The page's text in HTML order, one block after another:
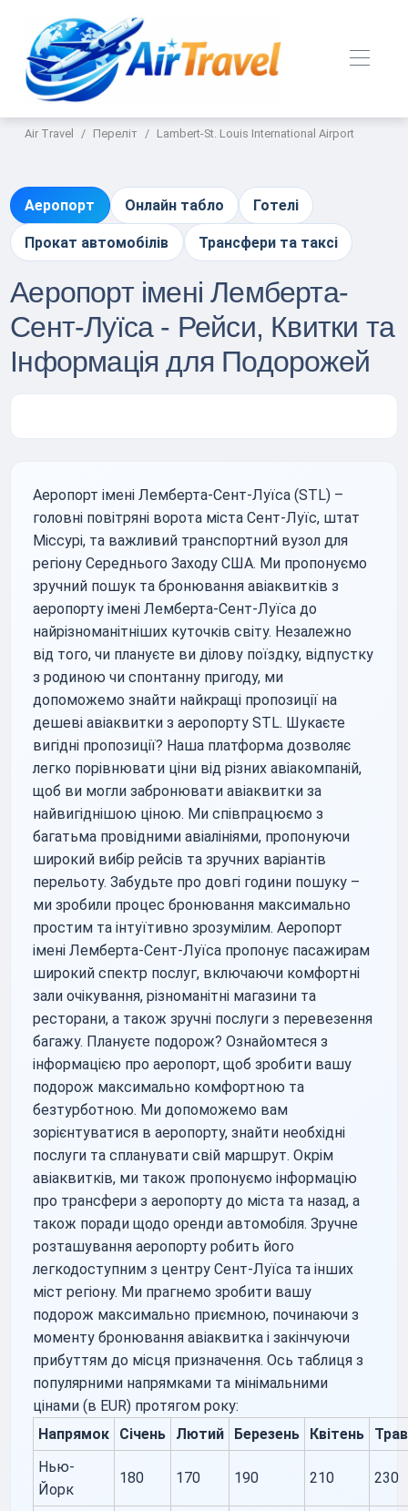
Air Travel Переліт Lambert-St. Louis International Airport
Аеропорт Онлайн табло Готелі
Прокат автомобілів Трансфери та таксі
Аеропорт імені Лемберта-
Сент-Луїса - Рейси, Квитки та
Інформація для Подорожей
Аеропорт імені Лемберта-Сент-Луїса (STL) –
головні повітряні ворота міста Сент-Луїс, штат
Міссурі, та важливий транспортний вузол для
регіону Середнього Заходу США. Ми пропонуємо
зручний пошук та бронювання авіаквитків з
аеропорту імені Лемберта-Сент-Луїса до
найрізноманітніших куточків світу. Незалежно
від того, чи плануєте ви ділову поїздку, відпустку
з родиною чи спонтанну пригоду, ми
допоможемо знайти найкращі пропозиції на
дешеві авіаквитки з аеропорту STL. Шукаєте
вигідні пропозиції? Наша платформа дозволяє
легко порівнювати ціни від різних авіакомпаній,
щоб ви могли забронювати авіаквитки за
найвигіднішою ціною. Ми співпрацюємо з
багатьма провідними авіалініями, пропонуючи
широкий вибір рейсів та зручних варіантів
перельоту. Забудьте про довгі години пошуку –
ми зробили процес бронювання максимально
простим та інтуїтивно зрозумілим. Аеропорт
імені Лемберта-Сент-Луїса пропонує пасажирам
широкий спектр послуг, включаючи комфортні
зали очікування, різноманітні магазини та
ресторани, а також зручні послуги з перевезення
багажу. Плануєте подорож? Ознайомтеся з
інформацією про аеропорт, щоб зробити вашу
подорож максимально комфортною та
безтурботною. Ми допоможемо вам
зорієнтуватися в аеропорту, знайти необхідні
послуги та спланувати свій маршрут. Окрім
авіаквитків, ми також пропонуємо інформацію
про трансфери з аеропорту до міста та назад, а
також поради щодо оренди автомобіля. Зручне
розташування аеропорту робить його
легкодоступним з центру Сент-Луїса та інших
міст регіону. Ми прагнемо зробити вашу
подорож максимально приємною, починаючи з
моменту бронювання авіаквитка і закінчуючи
прибуттям до місця призначення. Ось таблиця з
популярними напрямками та мінімальними
цінами (в EUR) протягом року:
Напрямок
Січень Лютий Березень Квітень
Нью-
Йорк
180 170 190 210 230